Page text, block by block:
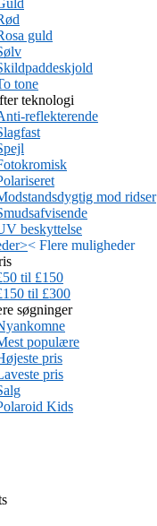
guld
tone
teknologi
reflekterende
mod ridser
beskyttelse
>< Flere muligheder
til £150
til £300
søgninger
populære
pris
pris
Kids